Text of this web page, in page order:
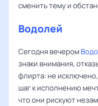
сменить тему и
Водолей
Сегодня вечером
знаки внимания,
флирта: не
шаг к исполнению
что они рискуют